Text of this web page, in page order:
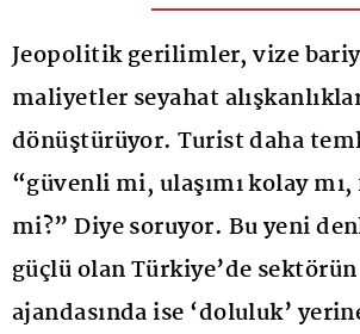
Jeopolitik gerilimler, vize
maliyetler seyahat
dönüştürüyor. Turist daha
“güvenli mi, ulaşımı kolay
mi?” Diye soruyor. Bu yeni
güçlü olan Türkiye’de
ajandasında ise ‘doluluk’